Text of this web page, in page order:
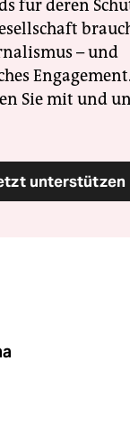
für deren
– und
Sie mit und
unterstützen